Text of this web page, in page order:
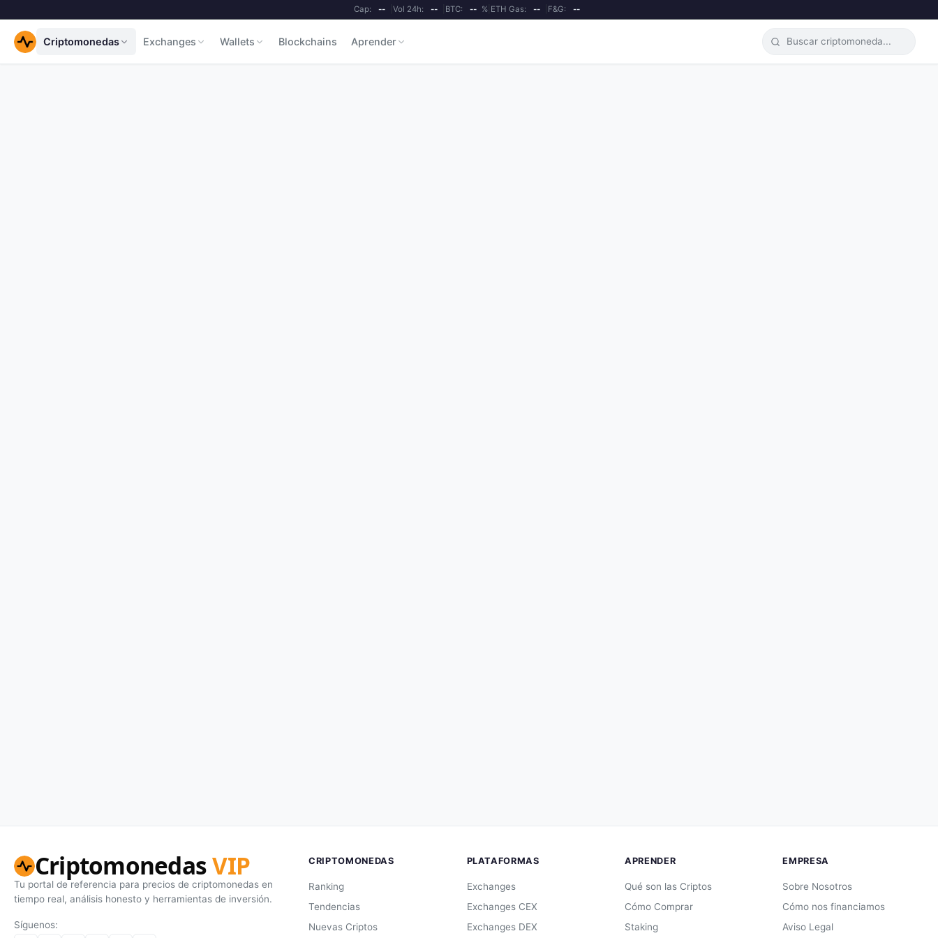
Cap: -- Vol 24h: -- BTC: -- %| ETH Gas: -- F&G: --
Criptomonedas Exchanges Wallets Blockchains Aprender
CriptomonedasVIP
Tu portal de referencia para precios de criptomonedas en
tiempo real, análisis honesto y herramientas de inversión.
Síguenos:
CRIPTOMONEDAS
Ranking
Tendencias
Nuevas Criptos
PLATAFORMAS
Exchanges
Exchanges CEX
Exchanges DEX
APRENDER
Qué son las Criptos
Cómo Comprar
Staking
EMPRESA
Sobre Nosotros
Cómo nos financiamos
Aviso Legal